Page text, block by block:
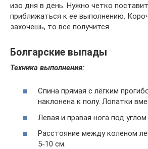
изо дня в день. Нужно четко
приближаться к ее выполнению.
захочешь, то все получится.
Болгарские выпады
Техника выполнения:
Спина прямая с лёгким
наклонена к полу. Лопатки
Левая и правая нога под углом
Расстояние между коленом
5-10 см.